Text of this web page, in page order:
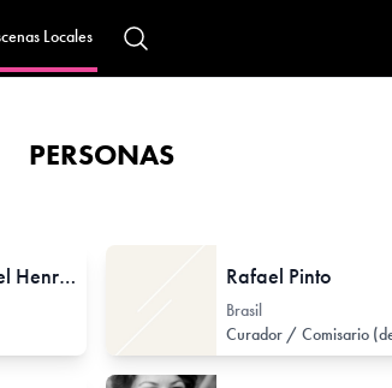
Locales
PERSONAS
Gastão Manuel Henrique Rafael Pinto
Brasil